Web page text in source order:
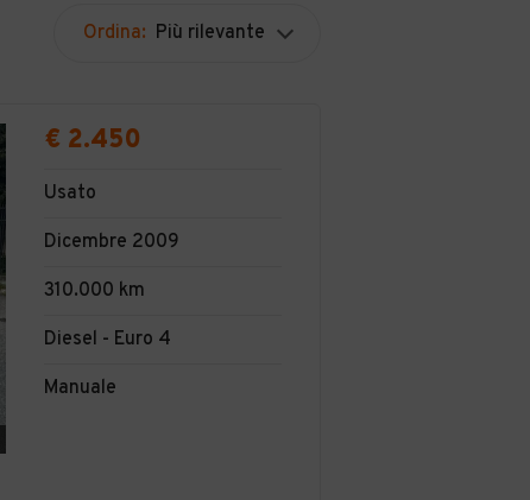
Ordina: Più rilevante
€ 2.450
Usato
Dicembre 2009
310.000 km
Diesel - Euro 4
Manuale